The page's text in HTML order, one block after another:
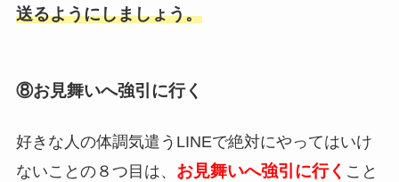
送るようにしましょう。
⑧お見舞いへ強引に行く
好きな人の体調気遣うLINEで絶対にやってはいけ
ないことの８つ目は、 お見舞いへ強引に行く こと